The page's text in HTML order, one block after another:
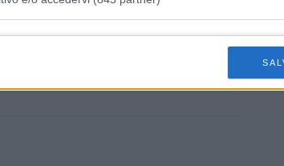
drammatici che hanno sull’agricoltura
importanti da destinare a sistemi